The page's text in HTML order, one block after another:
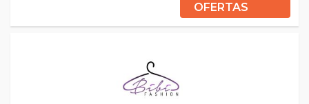
OFERTAS